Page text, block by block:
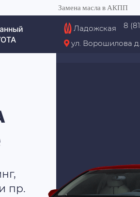
Замена масла в АКПП
Ладожская
8
ул. Ворошилова
пр.